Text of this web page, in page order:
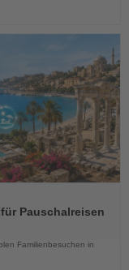
Pauschalreisen
Familienbesuchen in